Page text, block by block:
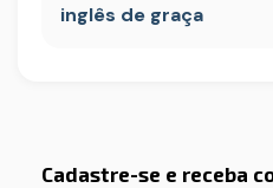
inglês de graça
Cadastre-se e receba